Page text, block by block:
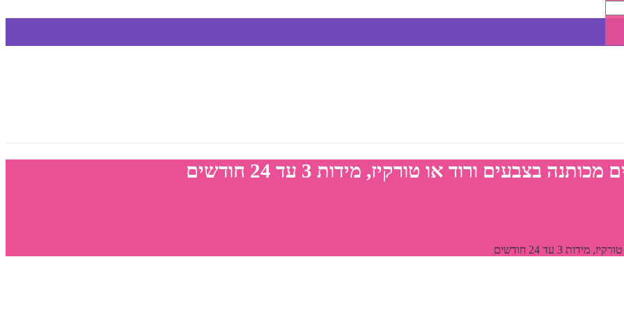
ורוד או טורקיז, מידות 3 עד 24 חודשים
3 עד 24 חודשים